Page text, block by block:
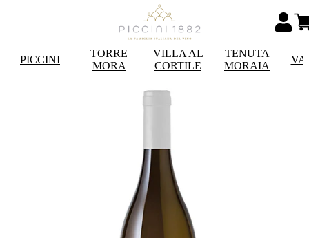
PICCINI
TORRE
MORA
VILLA AL
CORTILE
TENUTA
MORAIA